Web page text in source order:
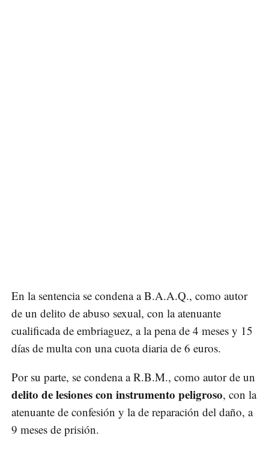
En la sentencia se condena a B.A.A.Q., como autor
de un delito de abuso sexual, con la atenuante
cualificada de embriaguez, a la pena de 4 meses y 15
días de multa con una cuota diaria de 6 euros.
Por su parte, se condena a R.B.M., como autor de un
delito de lesiones con instrumento peligroso, con la
atenuante de confesión y la de reparación del daño, a
9 meses de prisión.